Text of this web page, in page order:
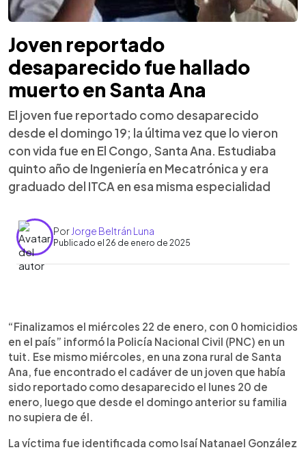
Joven reportado
desaparecido fue hallado
muerto en Santa Ana
El joven fue reportado como desaparecido
desde el domingo 19; la última vez que lo vieron
con vida fue en El Congo, Santa Ana. Estudiaba
quinto año de Ingeniería en Mecatrónica y era
graduado del ITCA en esa misma especialidad
Por Jorge Beltrán Luna
Publicado el 26 de enero de 2025
Escuchar artículo
“Finalizamos el miércoles 22 de enero, con 0 homicidios
en el país” informó la Policía Nacional Civil (PNC) en un
tuit. Ese mismo miércoles, en una zona rural de Santa
Ana, fue encontrado el cadáver de un joven que había
sido reportado como desaparecido el lunes 20 de
enero, luego que desde el domingo anterior su familia
no supiera de él.
La víctima fue identificada como Isaí Natanael González